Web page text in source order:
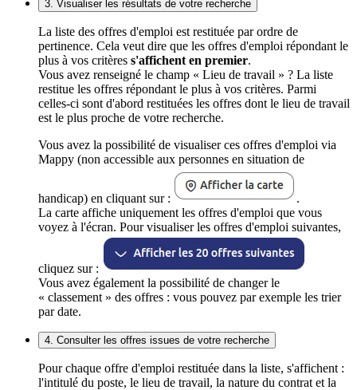
3. Visualiser les résultats de votre recherche
La liste des offres d'emploi est restituée par ordre de
pertinence. Cela veut dire que les offres d'emploi répondant le
plus à vos critères s'affichent en premier.
Vous avez renseigné le champ « Lieu de travail » ? La liste
restitue les offres répondant le plus à vos critères. Parmi
celles-ci sont d'abord restituées les offres dont le lieu de travail
est le plus proche de votre recherche.
Vous avez la possibilité de visualiser ces offres d'emploi via
Mappy (non accessible aux personnes en situation de
handicap) en cliquant sur :
.
La carte affiche uniquement les offres d'emploi que vous
voyez à l'écran. Pour visualiser les offres d'emploi suivantes,
cliquez sur :
Vous avez également la possibilité de changer le
« classement » des offres : vous pouvez par exemple les trier
par date.
4. Consulter les offres issues de votre recherche
Pour chaque offre d'emploi restituée dans la liste, s'affichent :
l'intitulé du poste, le lieu de travail, la nature du contrat et la